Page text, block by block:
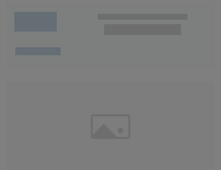
Wunschliste